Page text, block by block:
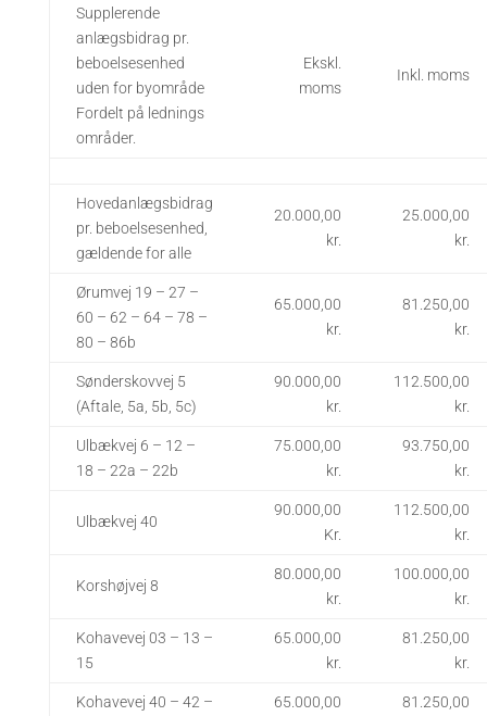
Supplerende
anlægsbidrag pr.
beboelsesenhed
uden for byområde
Fordelt på lednings
områder.
Ekskl.
moms
Inkl. moms
Hovedanlægsbidrag
pr. beboelsesenhed,
gældende for alle
20.000,00
kr.
25.000,00
kr.
Ørumvej 19 – 27 –
60 – 62 – 64 – 78 –
80 – 86b
65.000,00
kr.
81.250,00
kr.
Sønderskovvej 5
(Aftale, 5a, 5b, 5c)
90.000,00
kr.
112.500,00
kr.
Ulbækvej 6 – 12 –
18 – 22a – 22b
75.000,00
kr.
93.750,00
kr.
Ulbækvej 40
90.000,00
Kr.
112.500,00
kr.
Korshøjvej 8
80.000,00
kr.
100.000,00
kr.
Kohavevej 03 – 13 –
15
65.000,00
kr.
81.250,00
kr.
Kohavevej 40 – 42 –
65.000,00
81.250,00